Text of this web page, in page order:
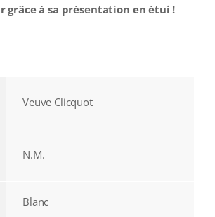
grâce à sa présentation en étui !
Veuve Clicquot
N.M.
Blanc